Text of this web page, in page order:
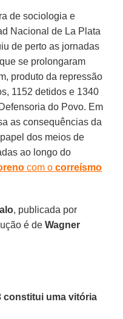
de sociologia e
Nacional de La Plata
de perto as jornadas
se prolongaram
produto da repressão
1152 detidos e 1340
do Povo. Em
as consequências da
dos meios de
ao longo do
com ocorreísmo
, publicada por
é deWagner
constitui uma vitória